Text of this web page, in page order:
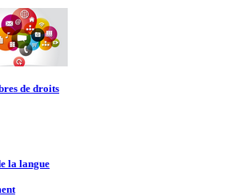
de droits
la langue